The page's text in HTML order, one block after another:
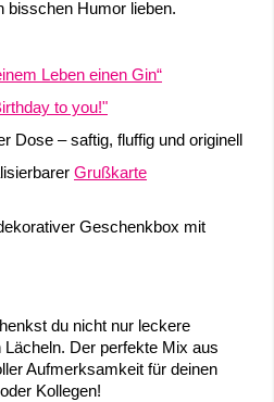
bisschen Humor lieben.
Leben einen Gin“
to you!"
Dose – saftig, fluffig und originell
Grußkarte
Geschenkbox mit
du nicht nur leckere
Der perfekte Mix aus
Aufmerksamkeit für deinen
Kollegen!